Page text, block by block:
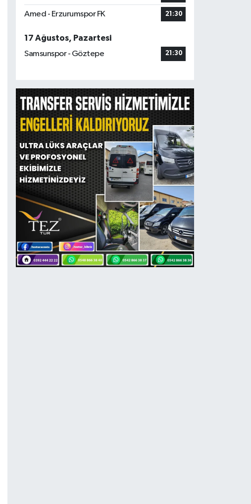
Amed - Erzurumspor FK 21:30
17 Ağustos, Pazartesi
Samsunspor - Göztepe
21:30